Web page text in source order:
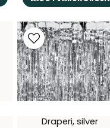
Draperi, silver